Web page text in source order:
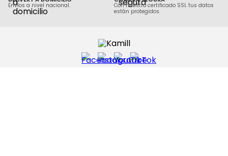
Envíos a nivel nacional.
Con nuestro certificado SSL tus datos
están protegidos.